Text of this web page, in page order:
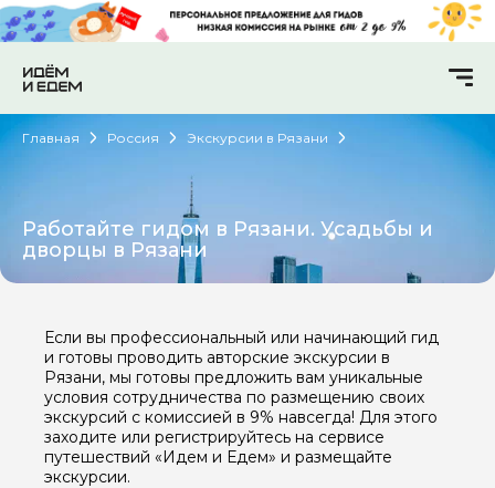
Главная Россия Экскурсии в Рязани
Работайте гидом в Рязани. Усадьбы и
дворцы в Рязани
Если вы профессиональный или начинающий гид
и готовы проводить авторские экскурсии в
Рязани, мы готовы предложить вам уникальные
условия сотрудничества по размещению своих
экскурсий с комиссией в 9% навсегда! Для этого
заходите или регистрируйтесь на сервисе
путешествий «Идем и Едем» и размещайте
экскурсии.